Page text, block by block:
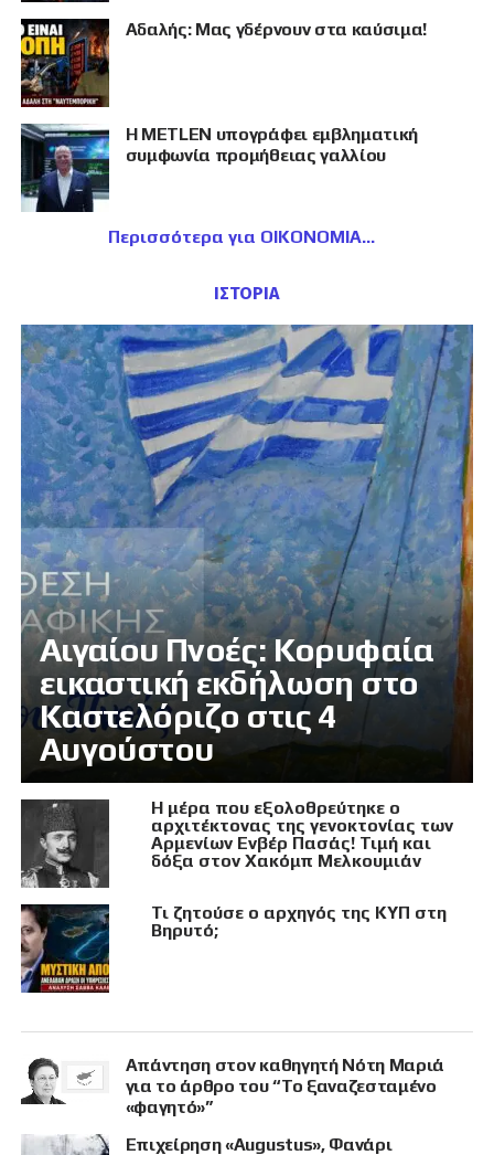
Αδαλής: Μας γδέρνουν στα καύσιμα!
Η METLEN υπογράφει εμβληματική
συμφωνία προμήθειας γαλλίου
Περισσότερα για ΟΙΚΟΝΟΜΙΑ
ΙΣΤΟΡΙΑ
Αιγαίου Πνοές: Κορυφαία
εικαστική εκδήλωση στο
Καστελόριζο στις 4
Αυγούστου
Η μέρα που εξολοθρεύτηκε ο
αρχιτέκτονας της γενοκτονίας των
Αρμενίων Ενβέρ Πασάς! Τιμή και
δόξα στον Χακόμπ Μελκουμιάν
Τι ζητούσε ο αρχηγός της ΚΥΠ στη
Βηρυτό;
Απάντηση στον καθηγητή Νότη Μαριά
για το άρθρο του “Το ξαναζεσταμένο
«φαγητό»”
Επιχείρηση «Augustus», Φανάρι